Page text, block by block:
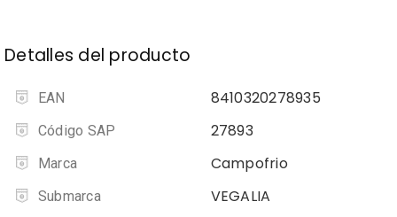
Detalles del producto
EAN 8410320278935
Código SAP 27893
Marca Campofrio
Submarca VEGALIA